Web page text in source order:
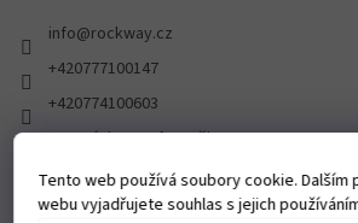
Tento web používá soubory cookie.
webu vyjadřujete souhlas s jejich
info@rockway.cz
+420777100147
+420774100603
FB stránka pro fanoušky ROCKWAY
rockway.cz/